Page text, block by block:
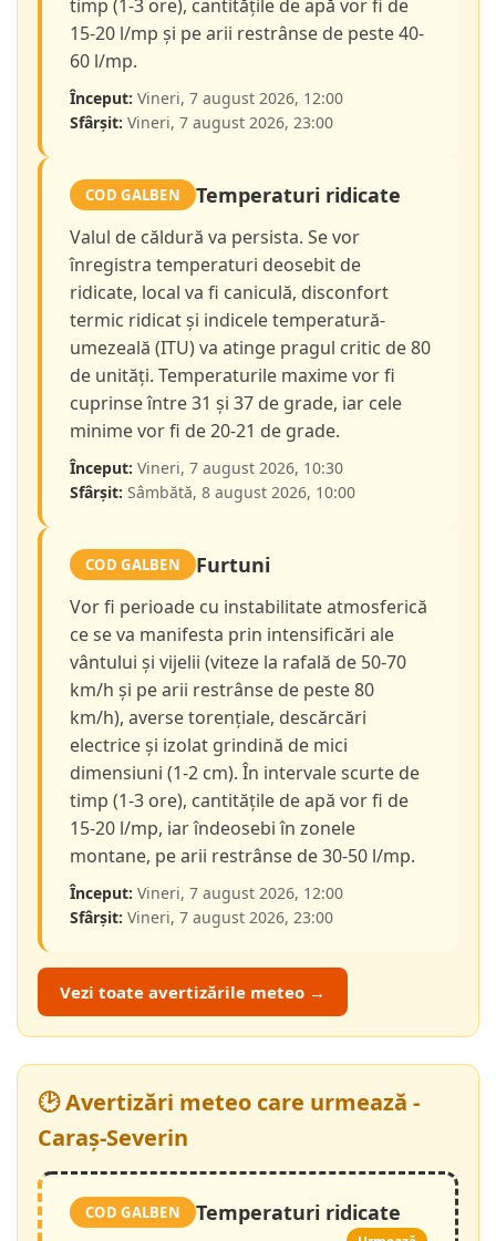
timp (1-3 ore), cantitățile de apă vor fi de
15-20 l/mp și pe arii restrânse de peste 40-
60 l/mp.
Început: Vineri, 7 august 2026, 12:00
Sfârșit: Vineri, 7 august 2026, 23:00
COD GALBEN Temperaturi ridicate
Valul de căldură va persista. Se vor
înregistra temperaturi deosebit de
ridicate, local va fi caniculă, disconfort
termic ridicat și indicele temperatură-
umezeală (ITU) va atinge pragul critic de 80
de unități. Temperaturile maxime vor fi
cuprinse între 31 și 37 de grade, iar cele
minime vor fi de 20-21 de grade.
Început: Vineri, 7 august 2026, 10:30
Sfârșit: Sâmbătă, 8 august 2026, 10:00
COD GALBEN Furtuni
Vor fi perioade cu instabilitate atmosferică
ce se va manifesta prin intensificări ale
vântului și vijelii (viteze la rafală de 50-70
km/h și pe arii restrânse de peste 80
km/h), averse torențiale, descărcări
electrice și izolat grindină de mici
dimensiuni (1-2 cm). În intervale scurte de
timp (1-3 ore), cantitățile de apă vor fi de
15-20 l/mp, iar îndeosebi în zonele
montane, pe arii restrânse de 30-50 l/mp.
Început: Vineri, 7 august 2026, 12:00
Sfârșit: Vineri, 7 august 2026, 23:00
Vezi toate avertizările meteo →
🕑 Avertizări meteo care urmează -
Caraș-Severin
COD GALBEN Temperaturi ridicate